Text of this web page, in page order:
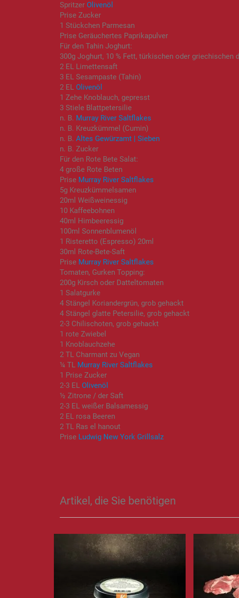
Spritzer Olivenöl
Prise Zucker
1 Stückchen Parmesan
Prise Geräuchertes Paprikapulver
Für den Tahin Joghurt:
300g Joghurt, 10 % Fett, türkischen oder griechischen
2 EL Limettensaft
3 EL Sesampaste (Tahin)
2 EL Olivenöl
1 Zehe Knoblauch, gepresst
3 Stiele Blattpetersilie
n. B. Murray River Saltflakes
n. B. Kreuzkümmel (Cumin)
n. B. Altes Gewürzamt | Sieben
n. B. Zucker
Für den Rote Bete Salat:
4 große Rote Beten
Prise Murray River Saltflakes
5g Kreuzkümmelsamen
20ml Weißweinessig
10 Kaffeebohnen
40ml Himbeeressig
100ml Sonnenblumenöl
1 Risteretto (Espresso) 20ml
30ml Rote-Bete-Saft
Prise Murray River Saltflakes
Tomaten, Gurken Topping:
200g Kirsch oder Datteltomaten
1 Salatgurke
4 Stängel Koriandergrün, grob gehackt
4 Stängel glatte Petersilie, grob gehackt
2-3 Chilischoten, grob gehackt
1 rote Zwiebel
1 Knoblauchzehe
2 TL Charmant zu Vegan
¼ TL Murray River Saltflakes
1 Prise Zucker
2-3 EL Olivenöl
½ Zitrone / der Saft
2-3 EL weißer Balsamessig
2 EL rosa Beeren
2 TL Ras el hanout
Prise Ludwig New York Grillsalz
Artikel, die Sie benötigen